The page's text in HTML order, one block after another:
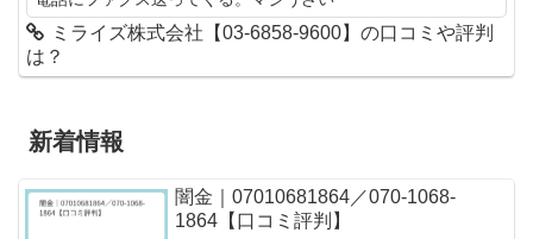
ミライズ株式会社【03-6858-9600】の口コミや評判
は？
新着情報
闇金｜07010681864／070-1068-
1864【口コミ評判】